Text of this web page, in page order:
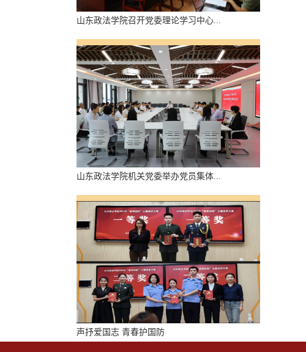
山东政法学院召开党委理论学习中心...
山东政法学院机关党委举办党员集体...
声抒爱国志 青春护国防